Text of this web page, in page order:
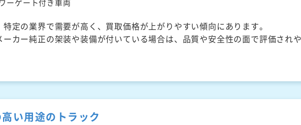
ーゲート付き車両
特定の業界で需要が高く、買取価格が上がりやすい傾向にあります。
ーカー純正の架装や装備が付いている場合は、品質や安全性の面で評価され
い用途のトラック